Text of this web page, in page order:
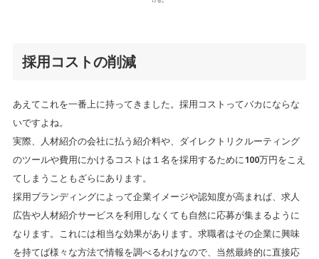
採用コストの削減
あえてこれを一番上に持ってきました。採用コストってバカにならな
いですよね。
実際、人材紹介の会社に払う紹介料や、ダイレクトリクルーティング
のツールや費用にかけるコストは１名を採用するために100万円をこえ
てしまうこともざらにあります。
採用ブランディングによって企業イメージや認知度が高まれば、求人
広告や人材紹介サービスを利用しなくても自然に応募が集まるように
なります。これには相当な効果があります。求職者はその企業に興味
を持てば様々な方法で情報を調べるわけなので、当然最終的に直接応